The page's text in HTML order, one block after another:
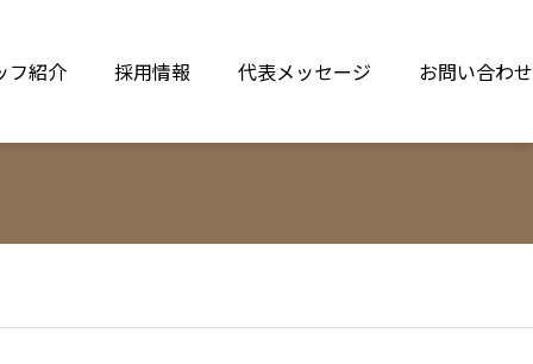
フ紹介 採用情報 代表メッセージ お問い合わせ